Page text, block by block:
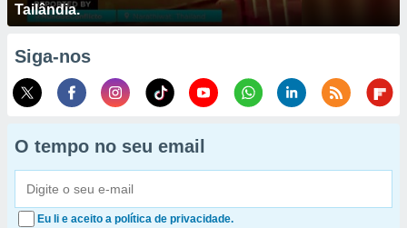
Tailândia.
Siga-nos
O tempo no seu email
Eu li e aceito a política de privacidade.